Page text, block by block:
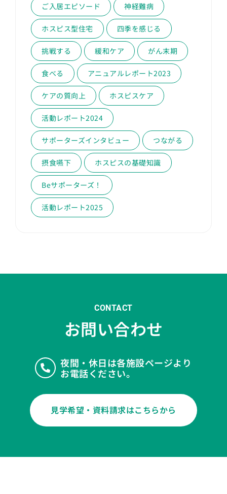
ご入居エピソード 神経難病
ホスピス型住宅 四季を感じる
挑戦する 緩和ケア がん末期
食べる アニュアルレポート2023
ケアの質向上 ホスピスケア
活動レポート2024
サポーターズインタビュー つながる
摂食嚥下 ホスピスの基礎知識
Beサポーターズ！
活動レポート2025
CONTACT
お問い合わせ
夜間・休日は各施設ページより
お電話ください。
見学希望・資料請求はこちらから